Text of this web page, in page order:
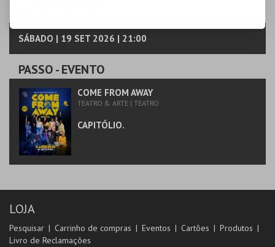
SÁBADO | 19 SET 2026 | 21:00
PASSO- EVENTO
COME FROM AWAY
TEATRO & ARTE | TEATRO
CAPITÓLIO.
LOJA
Pesquisar Carrinho de compras Eventos Cartões
Produtos
Livro de Reclamações